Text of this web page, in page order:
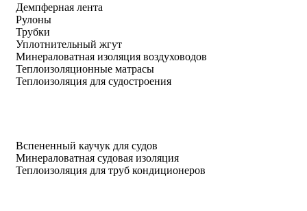
Демпферная лента
Рулоны
Трубки
Уплотнительный жгут
Минераловатная изоляция воздуховодов
Теплоизоляционные матрасы
Теплоизоляция для судостроения
Вспененный каучук для судов
Минераловатная судовая изоляция
Теплоизоляция для труб кондиционеров